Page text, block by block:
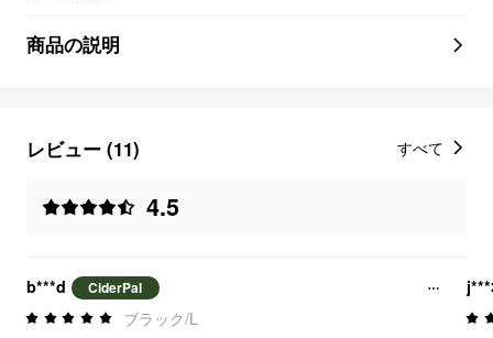
商品の説明
レビュー (11)
4.5
すべて
b***d CiderPal
ブラック/L